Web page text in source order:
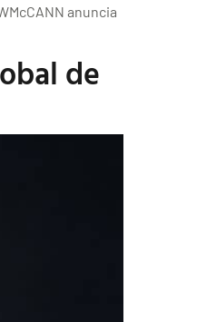
anuncia
de